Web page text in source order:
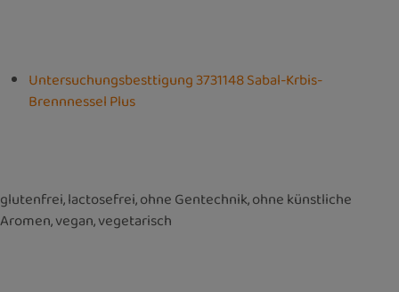
Untersuchungsbesttigung 3731148 Sabal-Krbis-
Brennnessel Plus
glutenfrei, lactosefrei, ohne Gentechnik, ohne künstliche
Aromen, vegan, vegetarisch